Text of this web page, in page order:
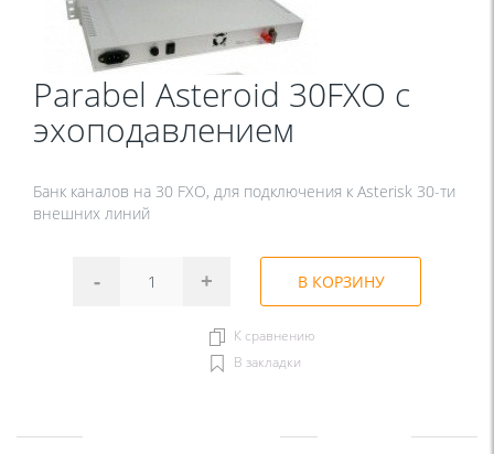
Parabel Asteroid 30FXO с
эхоподавлением
Банк каналов на 30 FXO, для подключения к Asterisk 30-ти
внешних линий
- + В КОРЗИНУ
К сравнению
В закладки